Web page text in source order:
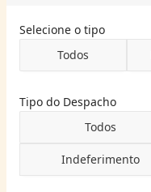
Selecione o tipo
Todos
Tipo do Despacho
Todos
Indeferimento